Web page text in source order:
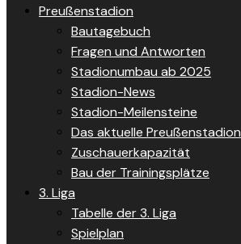
Preußenstadion
Bautagebuch
Fragen und Antworten
Stadionumbau ab 2025
Stadion-News
Stadion-Meilensteine
Das aktuelle Preußenstadion
Zuschauerkapazität
Bau der Trainingsplätze
3. Liga
Tabelle der 3. Liga
Spielplan